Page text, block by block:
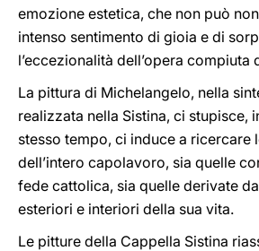
emozione estetica, che non può
intenso sentimento di gioia e di
l’eccezionalità dell’opera compiuta
La pittura di Michelangelo, nella
realizzata nella Sistina, ci stupisce,
stesso tempo, ci induce a ricercare
dell’intero capolavoro, sia quelle
fede cattolica, sia quelle derivate
esteriori e interiori della sua vita.
Le pitture della Cappella Sistina